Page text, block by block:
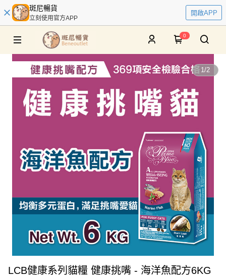
斑尼暢貨
立刻使用官方APP
開啟APP
0
1/2
LCB健康系列貓糧 健康挑嘴 - 海洋魚配方6KG